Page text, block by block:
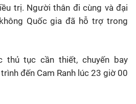
trị. Người thân đi cùng và đại
Quốc gia đã hỗ trợ trong
thủ tục cần thiết, chuyến bay
đến Cam Ranh lúc 23 giờ 00